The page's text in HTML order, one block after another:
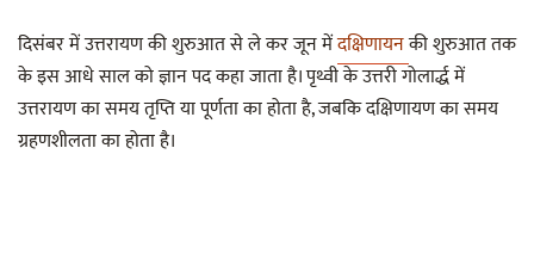
दिसंबर में उत्तरायण की शुरुआत से ले कर जून मेंदक्षिणायनकी शुरुआत तक
के इस आधे साल को ज्ञान पद कहा जाता है। पृथ्वी के उत्तरी गोलार्द्ध में
उत्तरायण का समय तृप्ति या पूर्णता का होता है, जबकि दक्षिणायण का समय
ग्रहणशीलता का होता है।